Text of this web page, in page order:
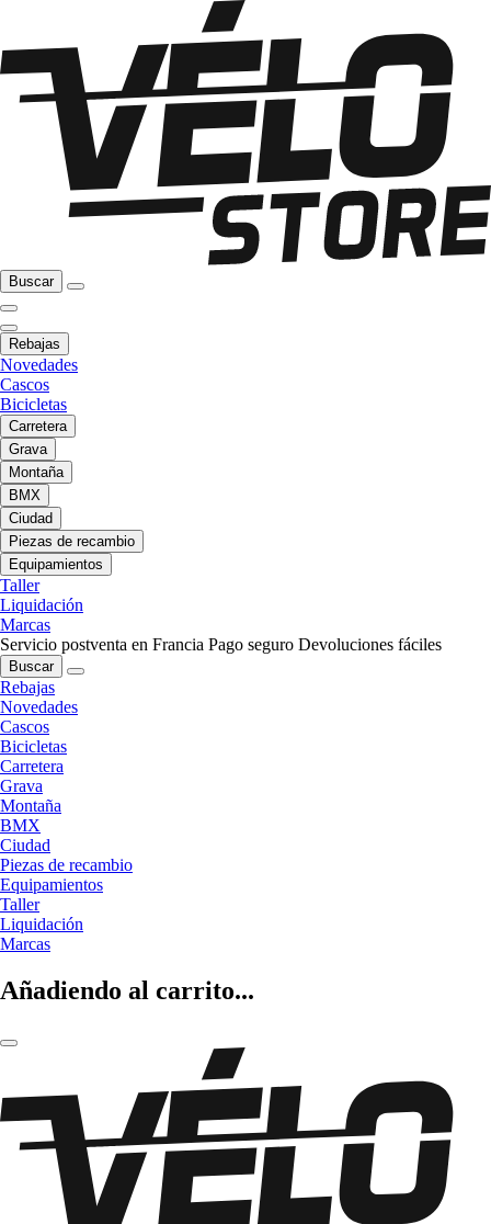
Buscar
Rebajas
Novedades
Cascos
Bicicletas
Carretera
Grava
Montaña
BMX
Ciudad
Piezas de recambio
Equipamientos
Taller
Liquidación
Marcas
Servicio postventa en Francia Pago seguro Devoluciones fáciles
Buscar
Rebajas
Novedades
Cascos
Bicicletas
Carretera
Grava
Montaña
BMX
Ciudad
Piezas de recambio
Equipamientos
Taller
Liquidación
Marcas
Añadiendo al carrito...